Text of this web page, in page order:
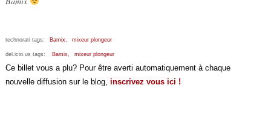
technorati tags: Bamix, mixeur plongeur
del.icio.us tags: Bamix, mixeur plongeur
Ce billet vous a plu? Pour être averti automatiquement à chaque
nouvelle diffusion sur le blog, inscrivez vous ici !